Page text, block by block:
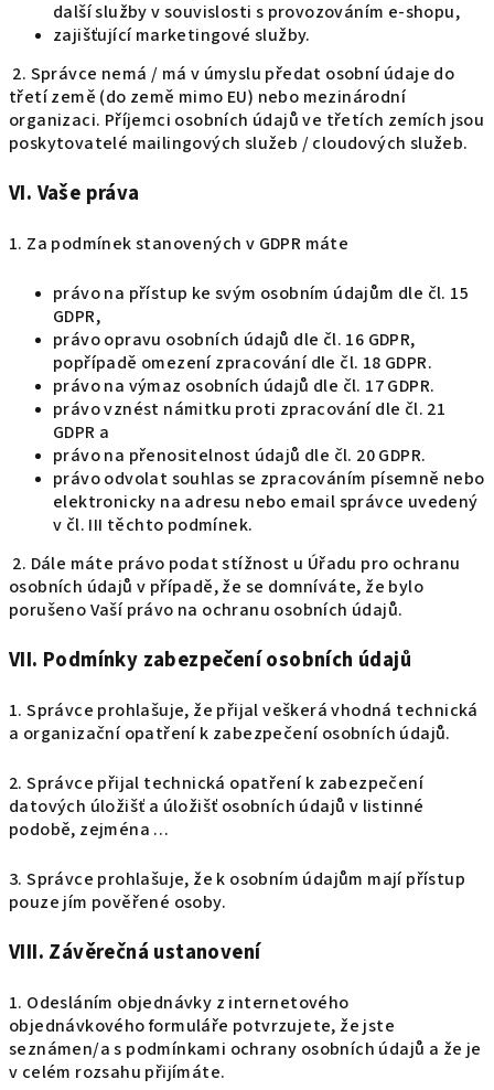
další služby v souvislosti s provozováním e-shopu,
zajišťující marketingové služby.
2. Správce nemá / má v úmyslu předat osobní údaje do
třetí země (do země mimo EU) nebo mezinárodní
organizaci. Příjemci osobních údajů ve třetích zemích jsou
poskytovatelé mailingových služeb / cloudových služeb.
VI. Vaše práva
1. Za podmínek stanovených v GDPR máte
právo na přístup ke svým osobním údajům dle čl. 15
GDPR,
právo opravu osobních údajů dle čl. 16 GDPR,
popřípadě omezení zpracování dle čl. 18 GDPR.
právo na výmaz osobních údajů dle čl. 17 GDPR.
právo vznést námitku proti zpracování dle čl. 21
GDPR a
právo na přenositelnost údajů dle čl. 20 GDPR.
právo odvolat souhlas se zpracováním písemně nebo
elektronicky na adresu nebo email správce uvedený
v čl. III těchto podmínek.
2. Dále máte právo podat stížnost u Úřadu pro ochranu
osobních údajů v případě, že se domníváte, že bylo
porušeno Vaší právo na ochranu osobních údajů.
VII. Podmínky zabezpečení osobních údajů
1. Správce prohlašuje, že přijal veškerá vhodná technická
a organizační opatření k zabezpečení osobních údajů.
2. Správce přijal technická opatření k zabezpečení
datových úložišť a úložišť osobních údajů v listinné
podobě, zejména …
3. Správce prohlašuje, že k osobním údajům mají přístup
pouze jím pověřené osoby.
VIII. Závěrečná ustanovení
1. Odesláním objednávky z internetového
objednávkového formuláře potvrzujete, že jste
seznámen/a s podmínkami ochrany osobních údajů a že je
v celém rozsahu přijímáte.